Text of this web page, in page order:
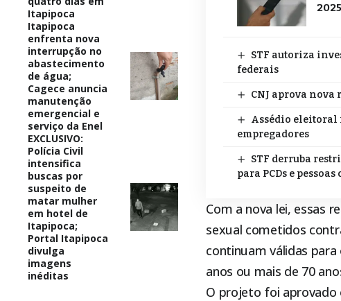
Itapipoca
Itapipoca
enfrenta nova
interrupção no
abastecimento
de água;
Cagece anuncia
manutenção
emergencial e
serviço da Enel
EXCLUSIVO:
Polícia Civil
intensifica
buscas por
suspeito de
matar mulher
em hotel de
Itapipoca;
Portal Itapipoca
divulga
imagens
inéditas
STF autoriza
federais
CNJ aprova nova
Assédio eleitoral
empregadores
STF derruba
para PCDs e pessoas
Com a nova lei, essas
sexual cometidos
continuam válidas
anos ou mais de 70
O projeto foi aprovado